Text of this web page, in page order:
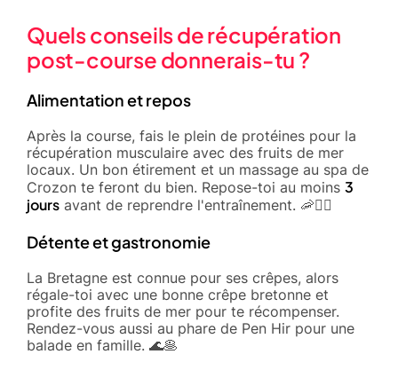
Quels conseils de récupération
post-course donnerais-tu ?
Alimentation et repos
Après la course, fais le plein de protéines pour la
récupération musculaire avec des fruits de mer
locaux. Un bon étirement et un massage au spa de
Crozon te feront du bien. Repose-toi au moins 3
jours avant de reprendre l'entraînement. 🦐💆‍♂️
Détente et gastronomie
La Bretagne est connue pour ses crêpes, alors
régale-toi avec une bonne crêpe bretonne et
profite des fruits de mer pour te récompenser.
Rendez-vous aussi au phare de Pen Hir pour une
balade en famille. 🌊🥞